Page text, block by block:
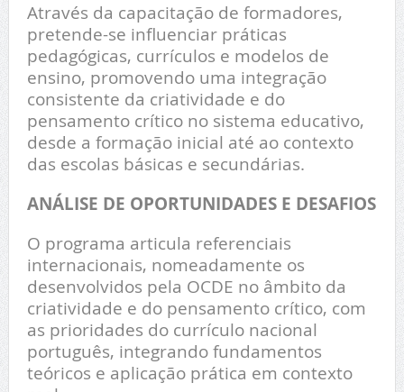
Através da capacitação de formadores,
pretende-se influenciar práticas
pedagógicas, currículos e modelos de
ensino, promovendo uma integração
consistente da criatividade e do
pensamento crítico no sistema educativo,
desde a formação inicial até ao contexto
das escolas básicas e secundárias.
ANÁLISE DE OPORTUNIDADES E DESAFIOS
O programa articula referenciais
internacionais, nomeadamente os
desenvolvidos pela OCDE no âmbito da
criatividade e do pensamento crítico, com
as prioridades do currículo nacional
português, integrando fundamentos
teóricos e aplicação prática em contexto